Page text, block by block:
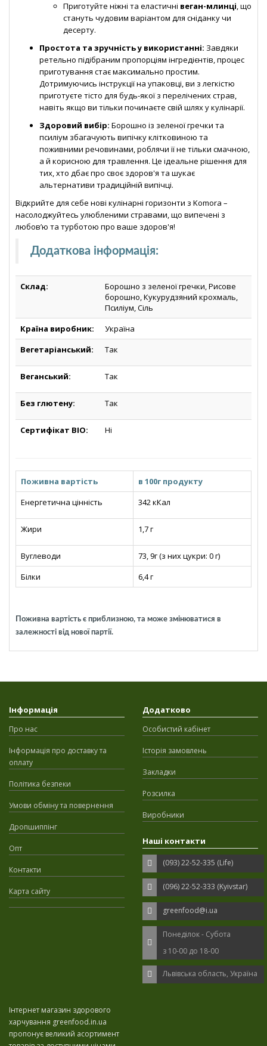
Приготуйте ніжні та еластичні веган-млинці, що
стануть чудовим варіантом для сніданку чи
десерту.
Простота та зручність у використанні: Завдяки
ретельно підібраним пропорціям інгредієнтів, процес
приготування стає максимально простим.
Дотримуючись інструкції на упаковці, ви з легкістю
приготуєте тісто для будь-якої з перелічених страв,
навіть якщо ви тільки починаєте свій шлях у кулінарії.
Здоровий вибір: Борошно із зеленої гречки та
псиліум збагачують випічку клітковиною та
поживними речовинами, роблячи її не тільки смачною,
а й корисною для травлення. Це ідеальне рішення для
тих, хто дбає про своє здоров'я та шукає
альтернативи традиційній випічці.
Відкрийте для себе нові кулінарні горизонти з Komora –
насолоджуйтесь улюбленими стравами, що випечені з
любов’ю та турботою про ваше здоров'я!
Додаткова інформація:
Склад:
Борошно з зеленої гречки, Рисове
борошно, Кукурудзяний крохмаль,
Псиліум, Сіль
Країна виробник:
Україна
Вегетаріанський:
Так
Веганський: Так
Без глютену: Так
Сертифікат BIO: Ні
Поживна вартість
в 100г продукту
Енергетична цінність
342 кКал
Жири 1,7 г
Вуглеводи
73, 9г (з них цукри: 0 г)
Білки
6,4 г
Поживна вартість є приблизною, та може змінюватися в
залежності від нової партії.
Інформація
Про нас
Інформація про доставку та
оплату
Політика безпеки
Умови обміну та повернення
Дропшиппінг
Опт
Контакти
Карта сайту
Додатково
Особистий кабінет
Історія замовлень
Закладки
Розсилка
Виробники
Наші контакти
(093) 22-52-335 (Life)
(096) 22-52-333 (Kyivstar)
greenfood@i.ua
Понеділок - Субота
з 10-00 до 18-00
Львівська область, Україна
Інтернет магазин здорового
харчування greenfood.in.ua
пропонує великий асортимент